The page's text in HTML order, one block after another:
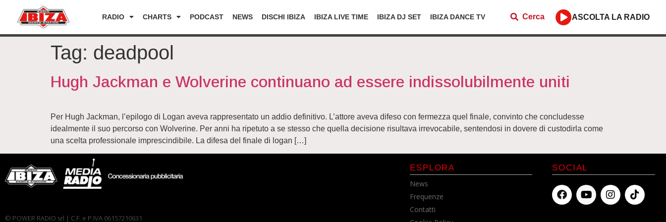
RADIO CHARTS PODCAST NEWS DISCHI IBIZA IBIZA LIVE TIME IBIZA DJ SET IBIZA DANCE TV Cerca ASCOLTA LA RADIO
Tag: deadpool
Hugh Jackman e Wolverine continuano ad essere indissolubilmente uniti
Per Hugh Jackman, l’epilogo di Logan aveva rappresentato un addio definitivo. L’attore aveva difeso con fermezza quel finale, convinto che concludesse
idealmente il suo percorso con Wolverine. Per anni ha ripetuto a se stesso che quella decisione risultava irrevocabile, sentendosi in dovere di custodirla come
una scelta professionale imprescindibile. La difesa del finale di logan […]
© POWER RADIO srl | C.F. e P.IVA 06157210631
ESPLORA
News
Frequenze
Contatti
SOCIAL